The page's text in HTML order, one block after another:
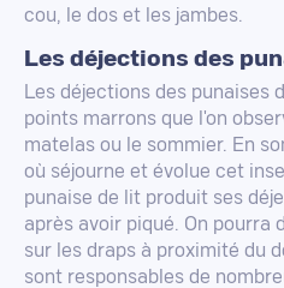
cou, le dos et les jambes.
Les déjections des
Les déjections des punaises
points marrons que l'on
matelas ou le sommier. En
où séjourne et évolue cet
punaise de lit produit ses
après avoir piqué. On pourra
sur les draps à proximité du
sont responsables de